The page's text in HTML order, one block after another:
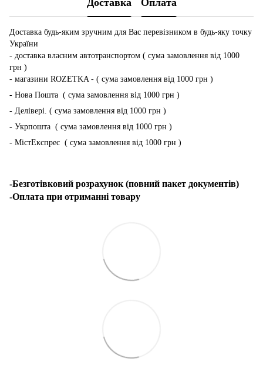
Доставка Оплата
Доставка будь-яким зручним для Вас перевізником в будь-яку точку
України
- доставка власним автотранспортом ( сума замовлення від 1000
грн )
- магазини ROZETKA - ( сума замовлення від 1000 грн )
- Нова Пошта ( сума замовлення від 1000 грн )
- Делівері. ( сума замовлення від 1000 грн )
- Укрпошта ( сума замовлення від 1000 грн )
- МістЕкспрес ( сума замовлення від 1000 грн )
-Безготівковий розрахунок (повний пакет документів)
-Оплата при отриманні товару